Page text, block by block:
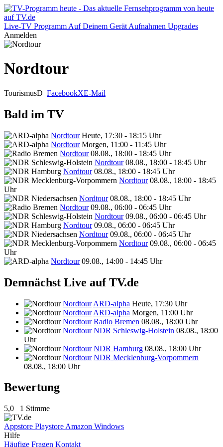
Live-TV Programm Auf Deinem Gerät Aufnahmen Upgrades
Anmelden
Nordtour
TourismusD FacebookXE-Mail
Bald im TV
Nordtour Heute, 17:30 - 18:15 Uhr
Nordtour Morgen, 11:00 - 11:45 Uhr
Nordtour 08.08., 18:00 - 18:45 Uhr
Nordtour 08.08., 18:00 - 18:45 Uhr
Nordtour 08.08., 18:00 - 18:45 Uhr
Nordtour 08.08., 18:00 - 18:45
Uhr
Nordtour 08.08., 18:00 - 18:45 Uhr
Nordtour 09.08., 06:00 - 06:45 Uhr
Nordtour 09.08., 06:00 - 06:45 Uhr
Nordtour 09.08., 06:00 - 06:45 Uhr
Nordtour 09.08., 06:00 - 06:45 Uhr
Nordtour 09.08., 06:00 - 06:45
Uhr
Nordtour 09.08., 14:00 - 14:45 Uhr
Demnächst Live auf TV.de
Nordtour ARD-alpha Heute, 17:30 Uhr
Nordtour ARD-alpha Morgen, 11:00 Uhr
Nordtour Radio Bremen 08.08., 18:00 Uhr
Nordtour NDR Schleswig-Holstein 08.08., 18:00
Uhr
Nordtour NDR Hamburg 08.08., 18:00 Uhr
Nordtour NDR Mecklenburg-Vorpommern
08.08., 18:00 Uhr
Bewertung
5,0 1 Stimme
Appstore Playstore Amazon Windows
Hilfe
Häufige Fragen Kontakt